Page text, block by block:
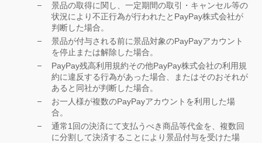
景品の取得に関し、一定期間の取引・キャンセル等の
状況により不正行為が行われたとPayPay株式会社が
判断した場合。
景品が付与される前に景品対象のPayPayアカウント
を停止または解除した場合。
PayPay残高利用規約その他PayPay株式会社の利用規
約に違反する行為があった場合、またはそのおそれが
あると同社が判断した場合。
お一人様が複数のPayPayアカウントを利用した場
合。
通常1回の決済にて支払うべき商品等代金を、複数回
に分割して決済することにより景品付与を受けた場